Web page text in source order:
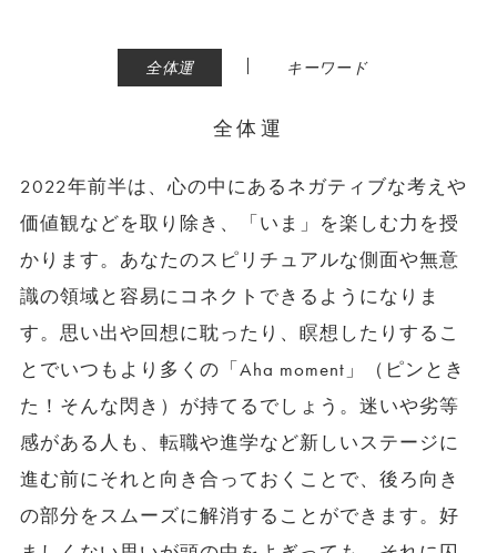
全体運 | キーワード
全体運
2022年前半は、心の中にあるネガティブな考えや
価値観などを取り除き、「いま」を楽しむ力を授
かります。あなたのスピリチュアルな側面や無意
識の領域と容易にコネクトできるようになりま
す。思い出や回想に耽ったり、瞑想したりするこ
とでいつもより多くの「Aha moment」（ピンとき
た！そんな閃き）が持てるでしょう。迷いや劣等
感がある人も、転職や進学など新しいステージに
進む前にそれと向き合っておくことで、後ろ向き
の部分をスムーズに解消することができます。好